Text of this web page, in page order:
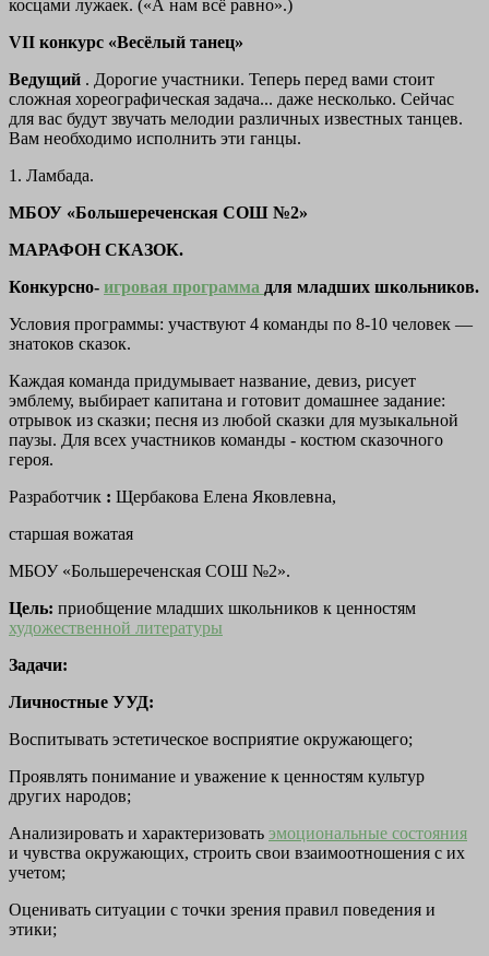
косцами лужаек. («А нам всё равно».)
VII конкурс «Весёлый танец»
Ведущий . Дорогие участники. Теперь перед вами стоит
сложная хореографическая задача... даже несколько. Сейчас
для вас будут звучать мелодии различных известных танцев.
Вам необходимо исполнить эти ганцы.
1. Ламбада.
МБОУ «Большереченская СОШ №2»
МАРАФОН СКАЗОК.
Конкурсно- игровая программа для младших школьников.
Условия программы: участвуют 4 команды по 8-10 человек —
знатоков сказок.
Каждая команда придумывает название, девиз, рисует
эмблему, выбирает капитана и готовит домашнее задание:
отрывок из сказки; песня из любой сказки для музыкальной
паузы. Для всех участников команды - костюм сказочного
героя.
Разработчик : Щербакова Елена Яковлевна,
старшая вожатая
МБОУ «Большереченская СОШ №2».
Цель: приобщение младших школьников к ценностям
художественной литературы
Задачи:
Личностные УУД:
Воспитывать эстетическое восприятие окружающего;
Проявлять понимание и уважение к ценностям культур
других народов;
Анализировать и характеризовать эмоциональные состояния
и чувства окружающих, строить свои взаимоотношения с их
учетом;
Оценивать ситуации с точки зрения правил поведения и
этики;